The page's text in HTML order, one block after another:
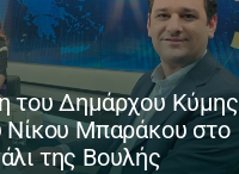
του Δημάρχου Κύμης
Νίκου Μπαράκου στο
της Βουλής